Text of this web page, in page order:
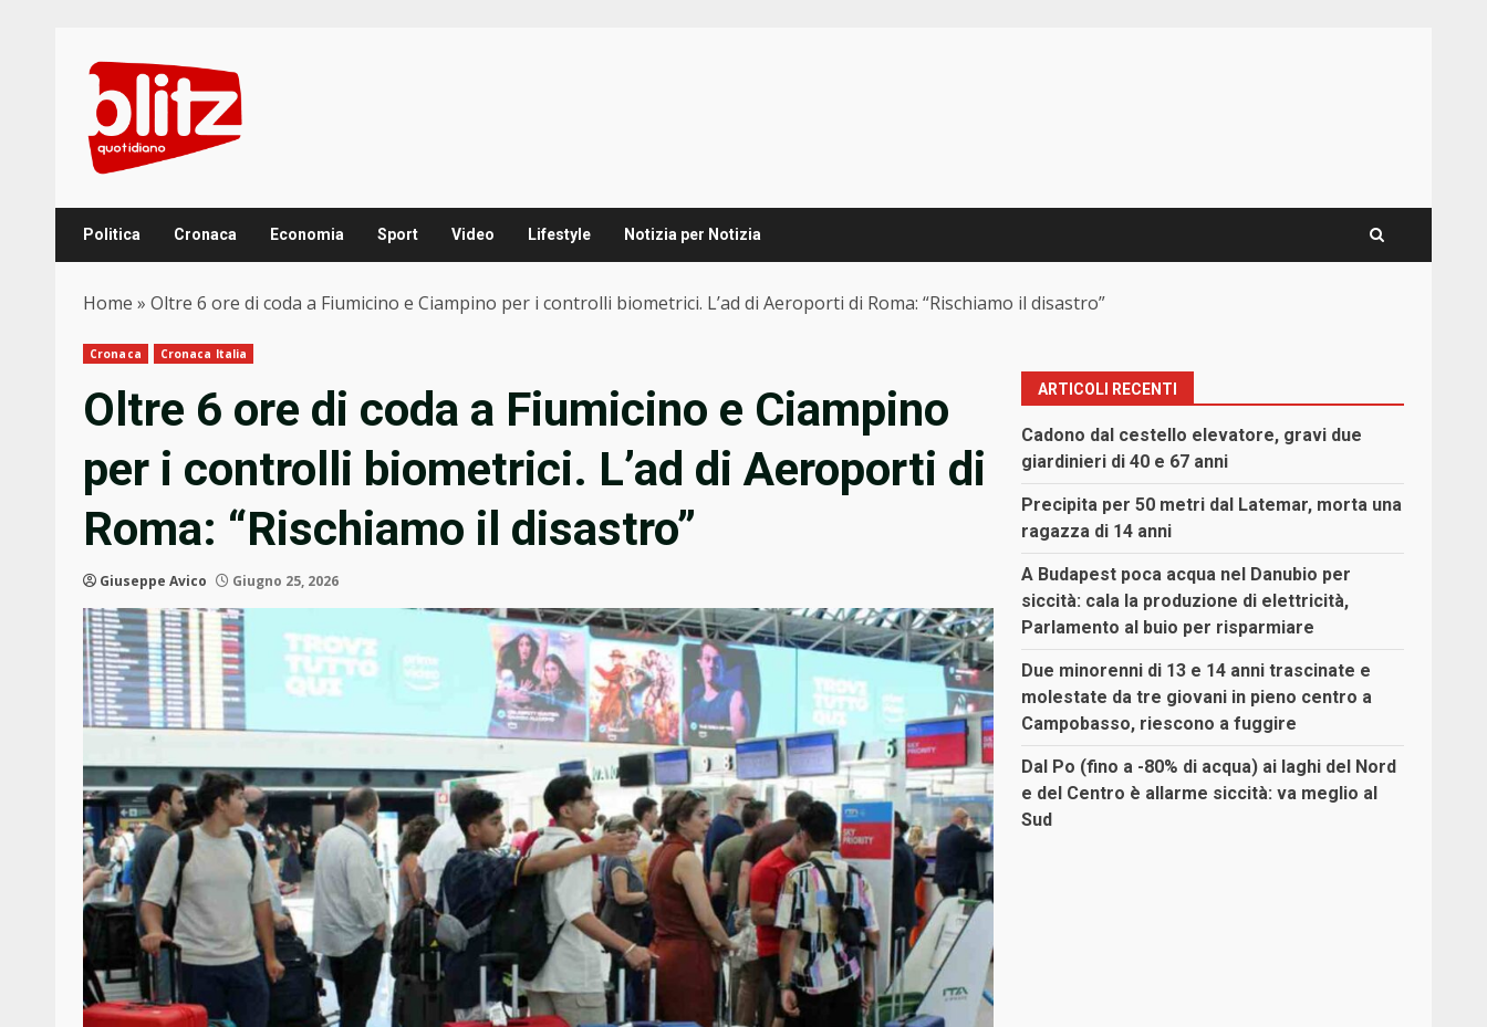
content
Politica Cronaca Economia Sport Video Lifestyle Notizia per Notizia
Home » Oltre 6 ore di coda a Fiumicino e Ciampino per i controlli biometrici. L’ad di Aeroporti di Roma: “Rischiamo il disastro”
Cronaca Cronaca Italia
Oltre 6 ore di coda a Fiumicino e Ciampino
per i controlli biometrici. L’ad di Aeroporti di
Roma: “Rischiamo il disastro”
Giuseppe Avico Giugno 25, 2026
ARTICOLI RECENTI
Cadono dal cestello elevatore, gravi due
giardinieri di 40 e 67 anni
Precipita per 50 metri dal Latemar, morta una
ragazza di 14 anni
A Budapest poca acqua nel Danubio per
siccità: cala la produzione di elettricità,
Parlamento al buio per risparmiare
Due minorenni di 13 e 14 anni trascinate e
molestate da tre giovani in pieno centro a
Campobasso, riescono a fuggire
Dal Po (fino a -80% di acqua) ai laghi del Nord
e del Centro è allarme siccità: va meglio al
Sud